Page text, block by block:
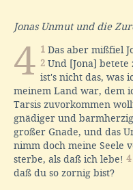
Jonas Unmut und die
4 1 Das aber mißfiel
2 Und [Jona] betete
ist's nicht das, was
meinem Land war, dem
Tarsis zuvorkommen
gnädiger und
großer Gnade, und das
nimm doch meine Seele
sterbe, als daß ich lebe! 4
daß du so zornig bist?